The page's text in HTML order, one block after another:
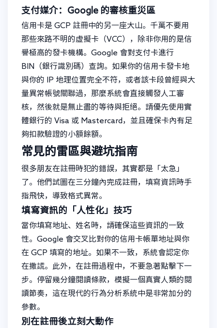
支付媒介：Google 的審核重災區
信用卡是 GCP 註冊中的另一座大山。千萬不要用
那些來路不明的虛擬卡（VCC），除非你用的是信
譽極高的發卡機構。Google 會對支付卡進行
BIN（銀行識別碼）查詢。如果你的信用卡發卡地
與你的 IP 地理位置完全不符，或者該卡段曾經與大
量異常帳號關聯過，那麼系統會直接觸發人工審
核，然後就是無止盡的等待與拒絕。請優先使用實
體銀行的 Visa 或 Mastercard，並且確保卡內有足
夠扣款驗證的小額餘額。
常見的雷區與避坑指南
很多朋友在註冊時犯的錯誤，其實都是「太急」
了。他們試圖在三分鐘內完成註冊，填寫資訊時手
指飛快，導致格式異常。
填寫資訊的「人性化」技巧
當你填寫地址、姓名時，請確保這些資訊的一致
性。Google 會交叉比對你的信用卡帳單地址與你
在 GCP 填寫的地址。如果不一致，系統會認定你
在撒謊。此外，在註冊過程中，不要急著點擊下一
步。停留幾分鐘閱讀條款，模擬一個真實人類的閱
讀節奏，這在現代的行為分析系統中是非常加分的
參數。
別在註冊後立刻大動作